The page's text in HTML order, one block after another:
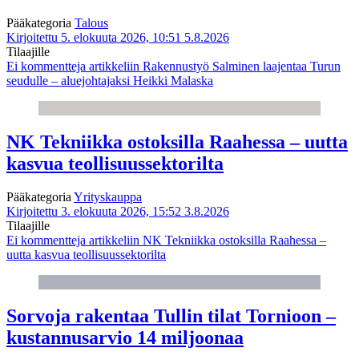
Pääkategoria Talous
Kirjoitettu 5. elokuuta 2026, 10:51 5.8.2026
Tilaajille
Ei kommentteja artikkeliin Rakennustyö Salminen laajentaa Turun
seudulle – aluejohtajaksi Heikki Malaska
NK Tekniikka ostoksilla Raahessa – uutta
kasvua teollisuussektorilta
PääkategoriaYrityskauppa
Kirjoitettu 3. elokuuta 2026, 15:52 3.8.2026
Tilaajille
Ei kommentteja artikkeliin NK Tekniikka ostoksilla Raahessa –
uutta kasvua teollisuussektorilta
Sorvoja rakentaa Tullin tilat Tornioon –
kustannusarvio 14 miljoonaa